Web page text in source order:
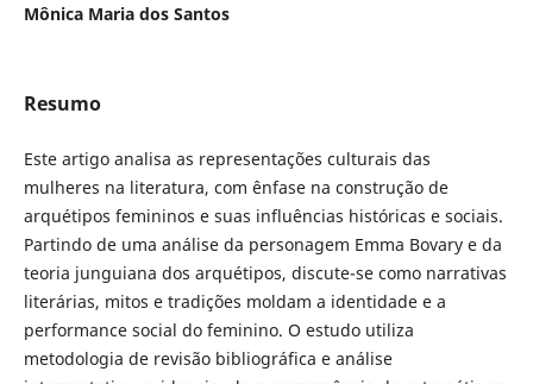
Mônica Maria dos Santos
Resumo
Este artigo analisa as representações culturais das
mulheres na literatura, com ênfase na construção de
arquétipos femininos e suas influências históricas e sociais.
Partindo de uma análise da personagem Emma Bovary e da
teoria junguiana dos arquétipos, discute-se como narrativas
literárias, mitos e tradições moldam a identidade e a
performance social do feminino. O estudo utiliza
metodologia de revisão bibliográfica e análise